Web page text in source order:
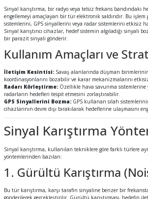
Sinyal karıştırma, bir radyo veya telsiz frekans bandındaki
engellemeyi amaçlayan bir tür elektronik saldırıdır. Bu
sistemlerini, GPS sinyallerini veya radar sistemlerini etkisiz
Sinyal karıştırıcı cihazlar, hedef sistemin algıladığı sinyali
bir parazit sinyali gönderir.
Kullanım Amaçları ve
İletişim Kesintisi: Savaş alanlarında düşman
koordinasyonlarını bozabilir ve karar mekanizmalarını
Radarı Körleştirme: Özellikle hava savunma sistemlerine
radarların hedefleri tespit etmesini zorlaştırabilir.
GPS Sinyallerini Bozma: GPS kullanan silah
cihazlarının devre dışı bırakılarak hedeflerine ulaşmasını
Sinyal Karıştırma
Sinyal karıştırma, kullanılan tekniklere göre farklı türlere
yöntemlerinden bazıları:
1. Gürültü Karıştırma
Bu tür karıştırma, karşı tarafın sinyaline benzer bir